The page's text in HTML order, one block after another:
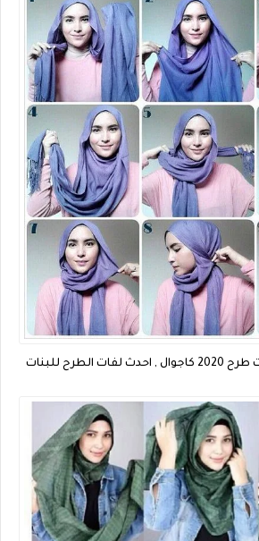
لفات شالات 2020 , لفات طرح 2020 كاجوال , احدث لفات الطرح للبنات